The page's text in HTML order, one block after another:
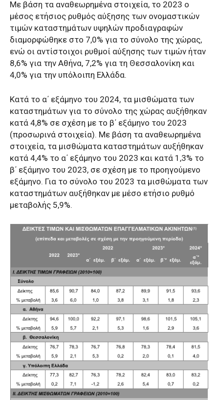
Με βάση τα αναθεωρημένα στοιχεία, το 2023 ο
μέσος ετήσιος ρυθμός αύξησης των ονομαστικών
τιμών καταστημάτων υψηλών προδιαγραφών
διαμορφώθηκε στο 7,0% για το σύνολο της χώρας,
ενώ οι αντίστοιχοι ρυθμοί αύξησης των τιμών ήταν
8,6% για την Αθήνα, 7,2% για τη Θεσσαλονίκη και
4,0% για την υπόλοιπη Ελλάδα.
Κατά το α΄ εξάμηνο του 2024, τα μισθώματα των
καταστημάτων για το σύνολο της χώρας αυξήθηκαν
κατά 4,8% σε σχέση με το β΄ εξάμηνο του 2023
(προσωρινά στοιχεία). Με βάση τα αναθεωρημένα
στοιχεία, τα μισθώματα καταστημάτων αυξήθηκαν
κατά 4,4% το α΄ εξάμηνο του 2023 και κατά 1,3% το
β΄ εξάμηνο του 2023, σε σχέση με το προηγούμενο
εξάμηνο. Για το σύνολο του 2023 τα μισθώματα των
καταστημάτων αυξήθηκαν με μέσο ετήσιο ρυθμό
μεταβολής 5,9%.